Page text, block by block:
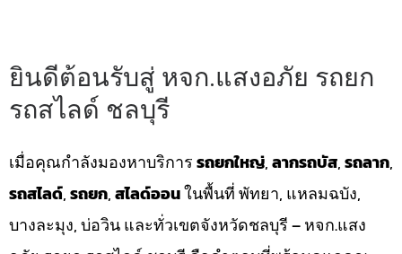
ยินดีต้อนรับสู่ หจก.แสงอภัย รถยก
รถสไลด์ ชลบุรี
เมื่อคุณกำลังมองหาบริการรถยกใหญ่,ลากรถบัส,รถลาก,
รถสไลด์,รถยก,สไลด์ออนในพื้นที่ พัทยา, แหลมฉบัง,
บางละมุง, บ่อวิน และทั่วเขตจังหวัดชลบุรี – หจก.แสง